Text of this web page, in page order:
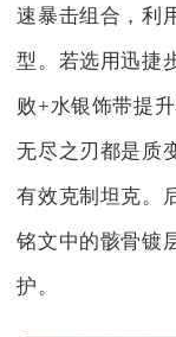
速暴击组合，利
型。若选用迅捷
败+水银饰带提
无尽之刃都是质
有效克制坦克。
铭文中的骸骨镀
护。